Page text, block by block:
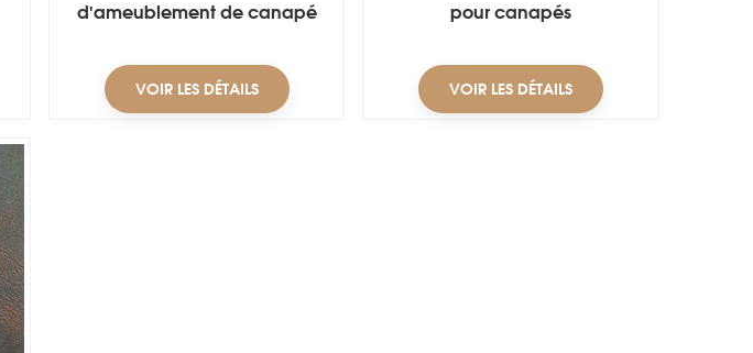
d'ameublement de canapé
VOIR LES DÉTAILS
pour canapés
VOIR LES DÉTAILS